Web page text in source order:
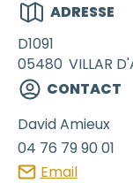
ADRESSE
D1091
05480 VILLAR
CONTACT
DavidAmieux
04 76 79 90 01
Email